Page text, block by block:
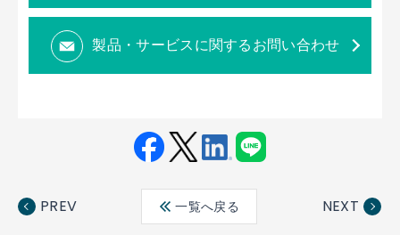
製品・サービスに関するお問い合わせ
ebo ter
edin
PREV 一覧へ戻る NEXT